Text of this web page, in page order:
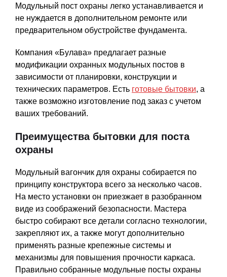
Модульный пост охраны легко устанавливается и
не нуждается в дополнительном ремонте или
предварительном обустройстве фундамента.
Компания «Булава» предлагает разные
модификации охранных модульных постов в
зависимости от планировки, конструкции и
технических параметров. Есть готовые бытовки, а
также возможно изготовление под заказ с учетом
ваших требований.
Преимущества бытовки для поста
охраны
Модульный вагончик для охраны собирается по
принципу конструктора всего за несколько часов.
На место установки он приезжает в разобранном
виде из соображений безопасности. Мастера
быстро собирают все детали согласно технологии,
закрепляют их, а также могут дополнительно
применять разные крепежные системы и
механизмы для повышения прочности каркаса.
Правильно собранные модульные посты охраны